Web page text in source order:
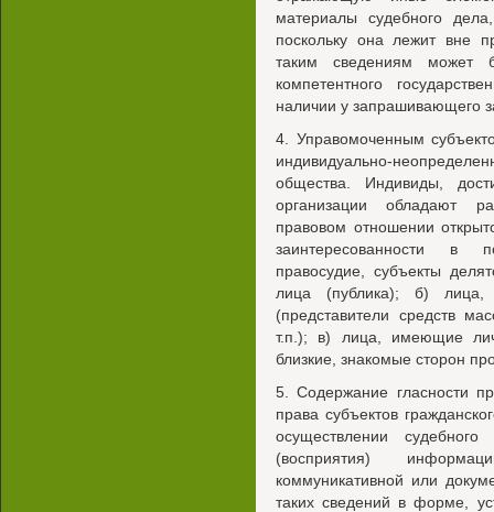
материалы судебного
поскольку она лежит вне
таким сведениям может
компетентного
наличии у запрашивающего
4. Управомоченным
индивидуально-
общества. Индивиды,
организации обладают
правовом отношении
заинтересованности в
правосудие, субъекты
лица (публика); б) лица,
(представители средств
т.п.); в) лица, имеющие
близкие, знакомые сторон
5. Содержание гласности
права субъектов
осуществлении
(восприятия)
коммуникативной или
таких сведений в форме,